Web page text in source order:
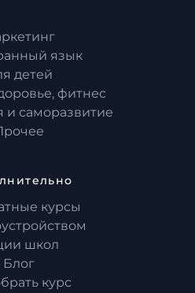
язык
детей
фитнес
и саморазвитие
курсы
школ
Блог
курс